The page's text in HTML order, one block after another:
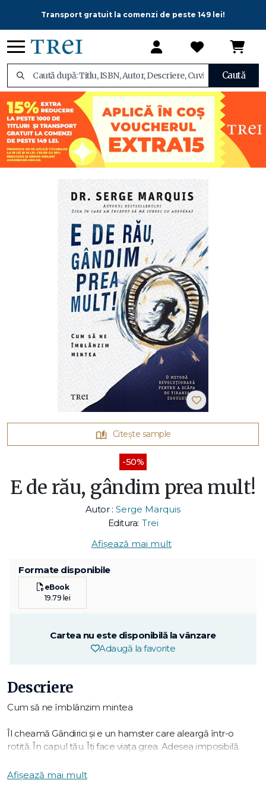
Transport gratuit la comenzi de peste 149 lei!
Caută
Citește sample
-50%
E de rău, gândim prea mult!
Autor : Serge Marquis
Editura: Trei
Afișează mai mult
Formate disponibile
eBook
19.79 lei
Cartea nu este disponibilă la vânzare
Adaugă la favorite
Descriere
Cum să ne îmblânzim mintea
Îl cheamă Gândirici și e un hamster care aleargă într-o
rotiță. În capul tău. Îți face viața grea. Adesea imposibilă.
să dormi. „Nimeni nu mă înțelege." „Ce-o să creadă lumea
Afișează mai mult